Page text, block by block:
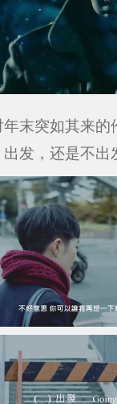
年末突如其来的
出发，还是不出